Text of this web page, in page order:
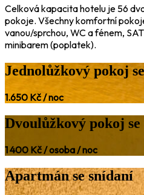
közvetítéseidet. A luxus és a
teszi a Richard Hotelt tökéletes
számára. Büszkék vagyunk arra,
és az izgalom kitűnő kombinációját
magyar kaszinók izgalmas
fényűző tartózkodás tökéletes
a csillogó élményhez, amelyet
Celková kapacita hotelu je 56
pokoje. Všechny komfortní
vanou/sprchou, WC a fénem,
minibarem (poplatek).
Jednolůžkový pokoj
1.650 Kč / noc
Dvoulůžkový pokoj
1 400 Kč / osoba / noc
Apartmán se snídaní